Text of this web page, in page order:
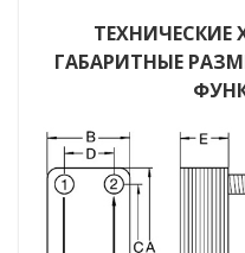
ТЕХНИЧЕСКИЕ
ГАБАРИТНЫЕ